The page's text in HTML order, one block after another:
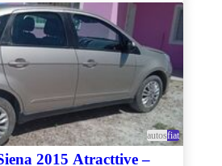
autosfiat
2015 Atracttive –